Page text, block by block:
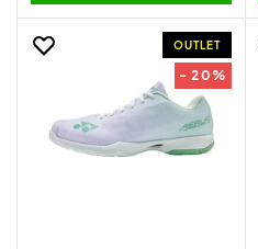
OUTLET
- 20%